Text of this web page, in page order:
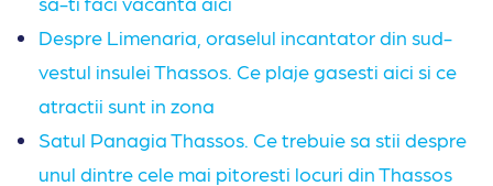
Despre Limenaria, oraselul incantator din sud-
vestul insulei Thassos. Ce plaje gasesti aici si ce
atractii sunt in zona
Satul Panagia Thassos. Ce trebuie sa stii despre
unul dintre cele mai pitoresti locuri din Thassos